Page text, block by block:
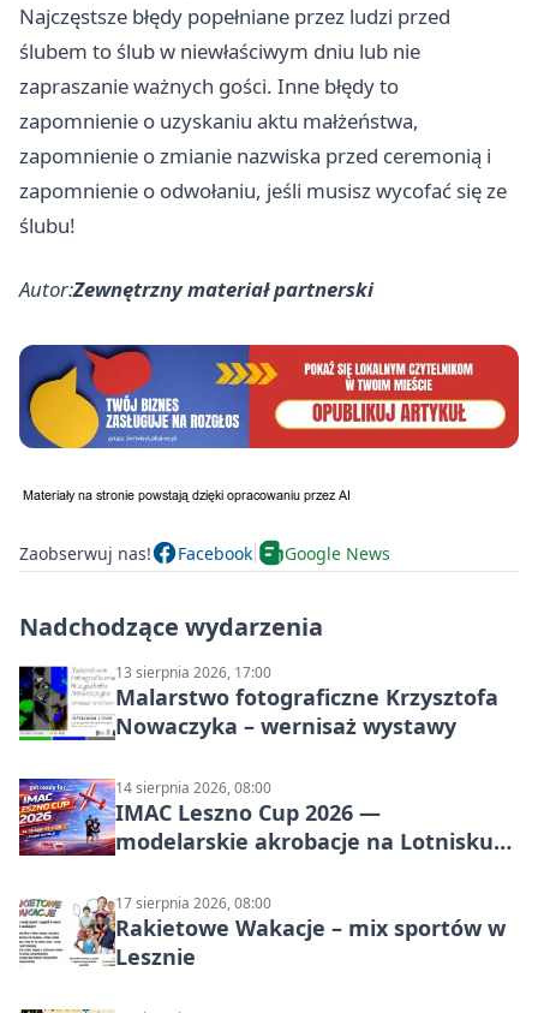
Najczęstsze błędy popełniane przez ludzi przed
ślubem to ślub w niewłaściwym dniu lub nie
zapraszanie ważnych gości. Inne błędy to
zapomnienie o uzyskaniu aktu małżeństwa,
zapomnienie o zmianie nazwiska przed ceremonią i
zapomnienie o odwołaniu, jeśli musisz wycofać się ze
ślubu!
Autor:Zewnętrzny materiał partnerski
Zaobserwuj nas! Facebook Google News
Nadchodzące wydarzenia
13 sierpnia 2026, 17:00
Malarstwo fotograficzne Krzysztofa
Nowaczyka – wernisaż wystawy
14 sierpnia 2026, 08:00
IMAC Leszno Cup 2026 —
modelarskie akrobacje na Lotnisku
17 sierpnia 2026, 08:00
Rakietowe Wakacje – mix sportów w
Lesznie